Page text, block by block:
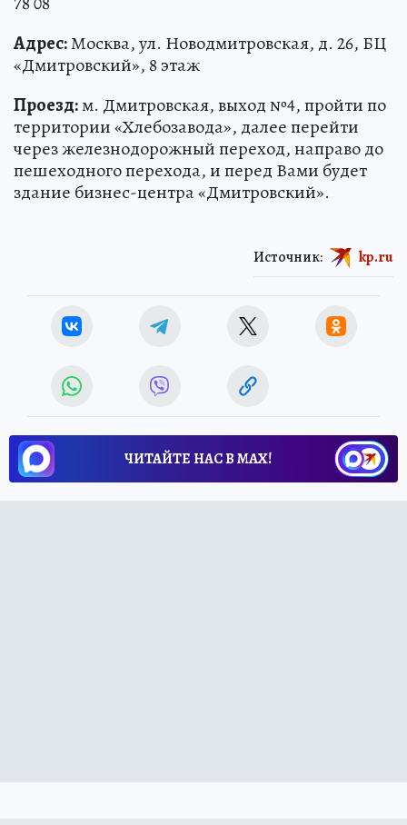
Адрес:Москва, ул. Новодмитровская, д. 26, БЦ
«Дмитровский», 8 этаж
Проезд:м. Дмитровская, выход №4, пройти по
территории «Хлебозавода», далее перейти
через железнодорожный переход, направо до
пешеходного перехода, и перед Вами будет
здание бизнес-центра «Дмитровский».
Источник: kp.ru
ЧИТАЙТЕ НАС В МАХ!